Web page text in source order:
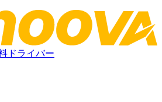
ドライバー